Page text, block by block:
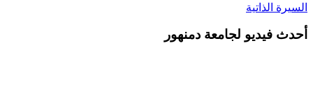
السيرة الذاتية
أحدث فيديو لجامعة دمنهور